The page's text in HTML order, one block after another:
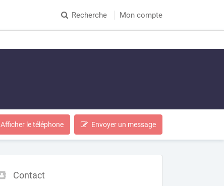
Recherche Mon compte
Afficher le téléphone Envoyer un message
Contact